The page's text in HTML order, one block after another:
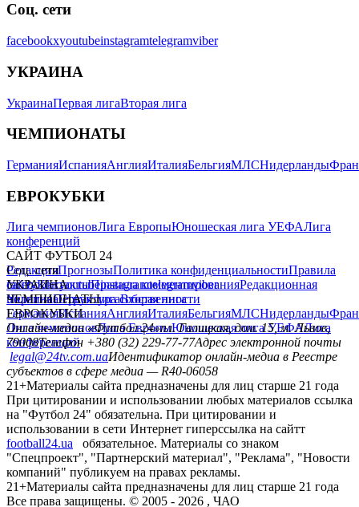
Соц. сети
facebookxyoutubeinstagramtelegramviber
УКРАИНА
УкраинаПервая лигаВторая лига
ЧЕМПИОНАТЫ
ГерманияИспанияАнглияИталияБельгияМЛСНидерланды
ЕВРОКУБКИ
Лига чемпионовЛига ЕвропыЮношеская лига УЕФАЛига
конференций
САЙТ ФУТБОЛ 24
РедакцияПрогнозыПолитика конфиденциальностиПравила
сайтуКонтактыПравила комментированияРедакционная
политикаСтруктура собственности
Соц. сети
facebookxyoutubeinstagramtelegramviber
УКРАИНА
УкраинаПервая лигаВторая лига
ЧЕМПИОНАТЫ
ГерманияИспанияАнглияИталияБельгияМЛСНидерланды
ЕВРОКУБКИ
Лига чемпионовЛига ЕвропыЮношеская лига УЕФАЛига
конференций
Онлайн-медиа «Футбол 24»пл. Галицкая, дом. 15, м. Львов,
79008Телефон +380 (32) 229-77-77Адрес электронной почты
legal@24tv.com.uaИдентификатор онлайн-медиа в Реестре
субъектов в сфере медиа — R40-06058
21+Материалы сайта предназначены для лиц старше 21 года
При цитировании и использовании любых материалов ссылка
на "Футбол 24" обязательна. При цитировании и
использовании в сети Интернет гиперссылка на сайтт
football24.ua
обязательное. Материалы со знаком
"Спецпроект", "Партнерский материал", "Реклама", "Новости
компаний" публикуем на правах рекламы.
21+Материалы сайта предназначены для лиц старше 21 года
Все права защищены. © 2005 - 2026 , ЧАО